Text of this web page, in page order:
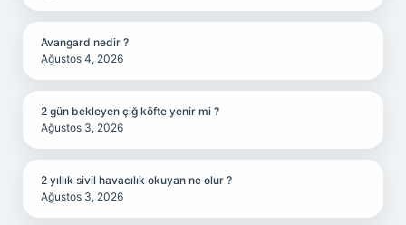
Avangard nedir ?
Ağustos 4, 2026
2 gün bekleyen çiğ köfte yenir mi ?
Ağustos 3, 2026
2 yıllık sivil havacılık okuyan ne olur ?
Ağustos 3, 2026